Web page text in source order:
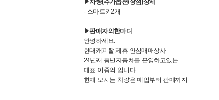
▶차량(추가옵션/장점)상세
- 스마트키2개
▶판매자의한마디
안녕하세요.
현대캐피탈 제휴 안심매매상사
24년째 풍년자동차를 운영하고있는
대표 이종억 입니다.
현재 보시는 차량은 매입부터 판매까지